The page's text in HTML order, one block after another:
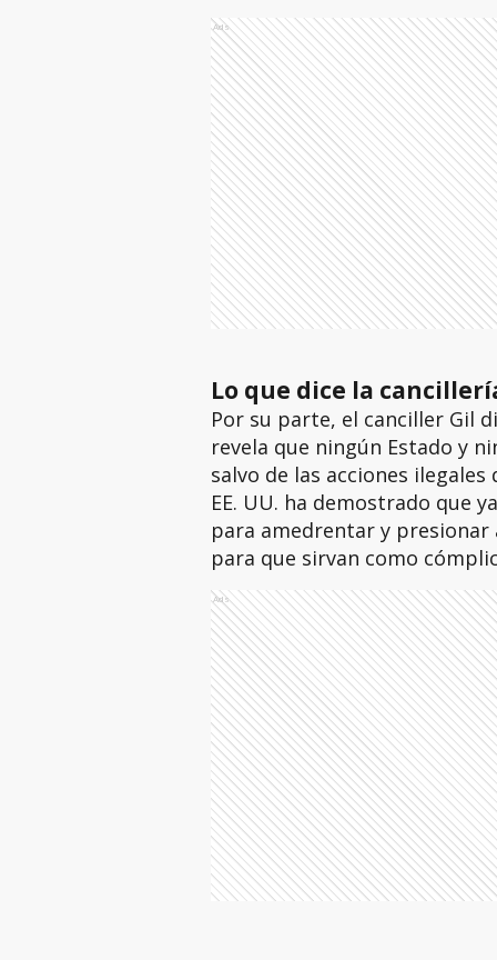
Ads
Lo que dice la
Por su parte, el canciller Gil
revela que ningún Estado y
salvo de las acciones
EE. UU. ha demostrado que
para amedrentar y presionar
para que sirvan como
Ads